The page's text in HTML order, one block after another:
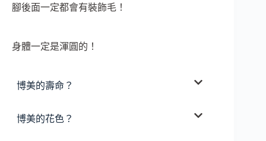
腳後面一定都會有裝飾毛！
身體一定是渾圓的！
博美的壽命？
博美的花色？